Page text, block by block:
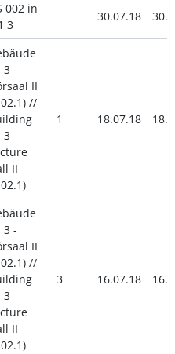
002 in
3
30.07.18
3 -
II
//
3 -
II
1 18.07.18
3 -
II
//
3 -
II
3 16.07.18